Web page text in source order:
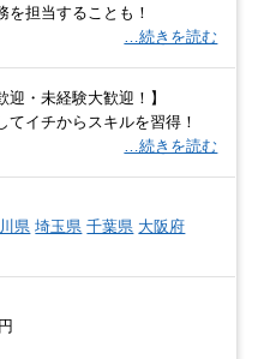
を担当することも！
…続きを読む
迎・未経験大歓迎！】
イチからスキルを習得！
…続きを読む
県 埼玉県 千葉県 大阪府